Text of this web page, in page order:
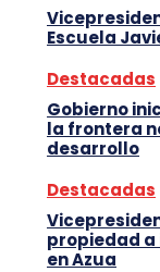
Escuela
Destacadas
Gobierno
la frontera
desarrollo
Destacadas
propiedad
en Azua